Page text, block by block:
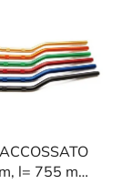
l= 755 mm,